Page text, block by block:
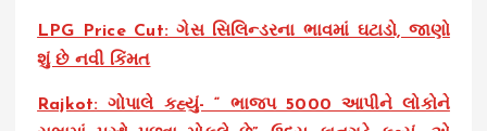
LPG Price Cut: ગેસ સિલિન્ડરના ભાવમાં ઘટાડો, જાણો
શું છે નવી કિંમત
Rajkot: ગોપાલે કહ્યું- “ ભાજપ 5000 આપીને લોકોને